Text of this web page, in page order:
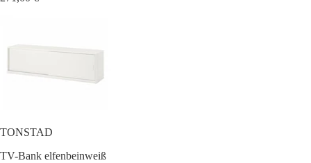
TONSTAD
TV-Bank elfenbeinweiß